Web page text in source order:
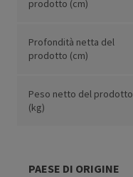
prodotto (cm)
Profondità netta del
prodotto (cm)
Peso netto del prodotto
(kg)
PAESE DI ORIGINE